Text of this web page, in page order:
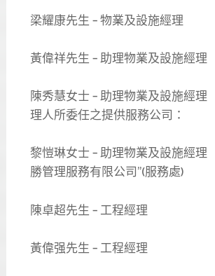
梁耀康先生 – 物業及設施經理
黃偉祥先生 – 助理物業及設施經理
陳秀慧女士 – 助理物業及設
理人所委任之提供服務公司：
黎愷琳女士 – 助理物業及設
勝管理服務有限公司”(服務處)
陳卓超先生 – 工程經理
黃偉强先生 – 工程經理